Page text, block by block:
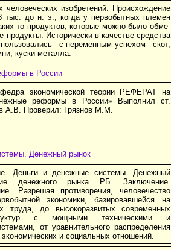
изо­бре­те­ний. Про­ис­хо­ж­де­ние
тыс. до н. э., ко­гда у пер­во­быт­ных пле­мен
то про­дук­тов, ко­то­рые мож­но бы­ло об­ме­
про­дук­ты. Ис­то­ри­че­ски в ка­че­ст­ве сред­ст­ва
- с пе­ре­мен­ным ус­пе­хом - скот,
кус­ки ме­тал­ла.
в России
экономической теории РЕФЕРАТ на
реформы в России» Выполнил ст.
А.В. Проверил: Грязнов М.М.
Денежный рынок
Деньги и денежные системы. Денежный
денежного рынка РБ. Заключение.
Разрешая противоречия, человечество
экономики, базировавшейся на
труда, до высокоразвитых современных
с мощными техническими и
от уравнительного распределения
и социальных отношений.